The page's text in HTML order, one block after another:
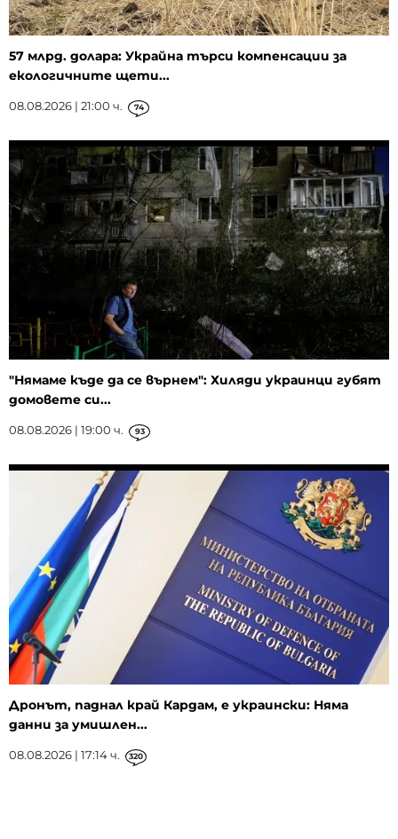
57 млрд. долара: Украйна търси компенсации за
екологичните щети...
08.08.2026 | 21:00 ч. 74
"Нямаме къде да се върнем": Хиляди украинци губят
домовете си...
08.08.2026 | 19:00 ч. 93
Дронът, паднал край Кардам, е украински: Няма
данни за умишлен...
08.08.2026 | 17:14 ч. 320